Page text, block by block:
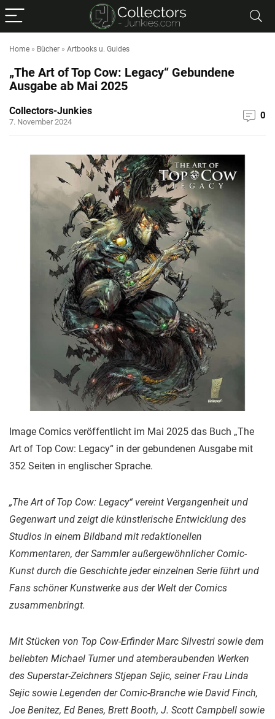
Home » Bücher » Artbooks u. Guides
„The Art of Top Cow: Legacy“ Gebundene
Ausgabe ab Mai 2025
Collectors-Junkies
7. November 2024
0
Image Comics veröffentlicht im Mai 2025 das Buch „The
Art of Top Cow: Legacy“ in der gebundenen Ausgabe mit
352 Seiten in englischer Sprache.
„The Art of Top Cow: Legacy“ vereint Vergangenheit und
Gegenwart und zeigt die künstlerische Entwicklung des
Studios in einem Bildband mit redaktionellen
Kommentaren, der Sammler außergewöhnlicher Comic-
Kunst durch die Geschichte jeder einzelnen Serie führt und
Fans schöner Kunstwerke aus der Welt der Comics
zusammenbringt.
Mit Stücken von Top Cow-Erfinder Marc Silvestri sowie dem
beliebten Michael Turner und atemberaubenden Werken
des Superstar-Zeichners Stjepan Sejic, seiner Frau Linda
Sejic sowie Legenden der Comic-Branche wie David Finch,
Joe Benitez, Ed Benes, Brett Booth, J. Scott Campbell sowie